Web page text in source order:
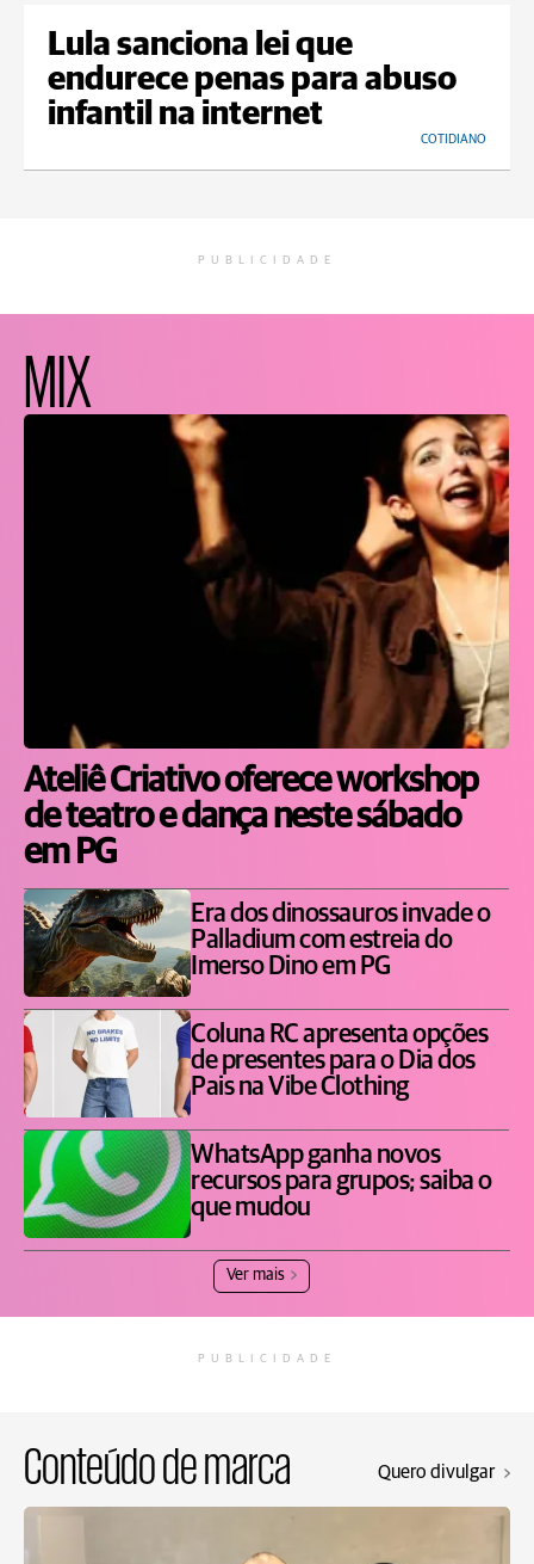
Lula sanciona lei que
endurece penas para abuso
infantil na internet
COTIDIANO
PUBLICIDADE
MIX
Ateliê Criativo oferece workshop
de teatro e dança neste sábado
em PG
Era dos dinossauros invade o
Palladium com estreia do
Imerso Dino em PG
Coluna RC apresenta opções
de presentes para o Dia dos
Pais na Vibe Clothing
WhatsApp ganha novos
recursos para grupos; saiba o
que mudou
Ver mais
PUBLICIDADE
Conteúdo de marca Quero divulgar